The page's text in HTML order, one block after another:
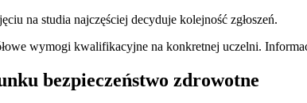
na studia najczęściej decyduje kolejność zgłoszeń.
wymogi kwalifikacyjne na konkretnej uczelni.
bezpieczeństwo zdrowotne